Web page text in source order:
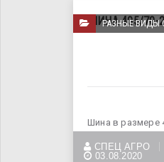
РАЗНЫЕ ВИДЫ
ШИНА 405/70-
Шина в размере
спецтехники.
СПЕЦ АГРО
03.08.2020